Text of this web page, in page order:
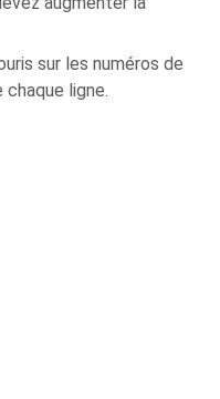
sur les numéros de
ligne.